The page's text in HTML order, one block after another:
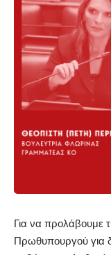
Για να προλάβουμε
Πρωθυπουργού για